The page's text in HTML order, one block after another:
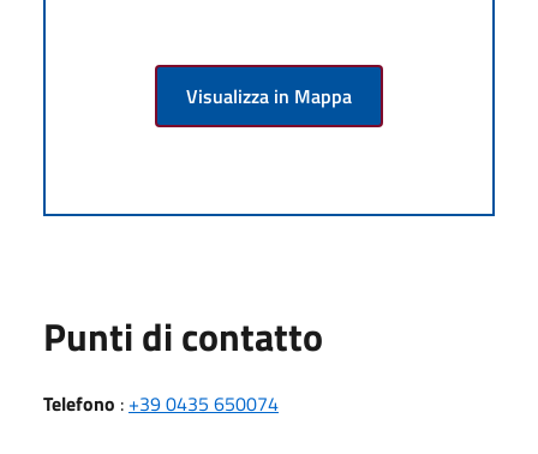
Visualizza in Mappa
Punti di contatto
Telefono : +39 0435 650074